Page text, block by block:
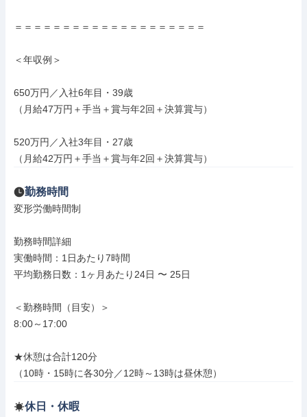
＝＝＝＝＝＝＝＝＝＝＝＝＝＝＝＝＝＝＝＝
＜年収例＞
650万円／入社6年目・39歳
（月給47万円＋手当＋賞与年2回＋決算賞与）
520万円／入社3年目・27歳
（月給42万円＋手当＋賞与年2回＋決算賞与）
勤務時間
変形労働時間制
勤務時間詳細
実働時間：1日あたり7時間
平均勤務日数：1ヶ月あたり24日 〜 25日
＜勤務時間（目安）＞
8:00～17:00
★休憩は合計120分
（10時・15時に各30分／12時～13時は昼休憩）
休日・休暇